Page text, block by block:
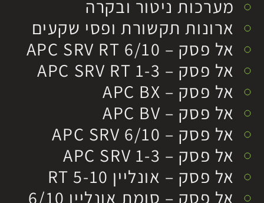
מערכות ניטור ובקרה
ארונות תקשורת ופסי שקעים
אל פסק – APC SRV RT 6/10
אל פסק – APC SRV RT 1-3
אל פסק – APC BX
אל פסק – APC BV
אל פסק – APC SRV 6/10
אל פסק – APC SRV 1-3
אל פסק – אונליין RT 5-10
אל פסק – סומת אונליין 6/10